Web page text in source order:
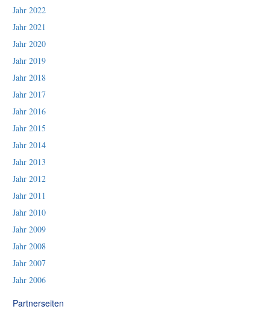
Jahr 2022
Jahr 2021
Jahr 2020
Jahr 2019
Jahr 2018
Jahr 2017
Jahr 2016
Jahr 2015
Jahr 2014
Jahr 2013
Jahr 2012
Jahr 2011
Jahr 2010
Jahr 2009
Jahr 2008
Jahr 2007
Jahr 2006
Partnerseiten